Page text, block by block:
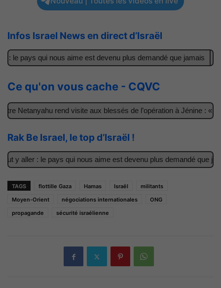
Infos Israel News en direct d’Israël
pays qui nous aime est devenu plus demandé que jamais
Ce qu'on vous cache - CQVC
Netanyahu rend visite aux blessés de l’opération à Jénine : « Ces
Rak Be Israel, le top d’Israël !
y aller : le pays qui nous aime est devenu plus demandé que jamais
TAGS flottille Gaza Hamas Israël
militants
Moyen-Orient
négociations internationales
ONG
propagande
sécurité israélienne